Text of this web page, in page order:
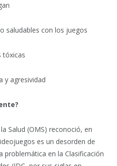
saludables con los juegos
tóxicas
y agresividad
Salud (OMS) reconoció, en
es un desorden de
problemática en la Clasificación